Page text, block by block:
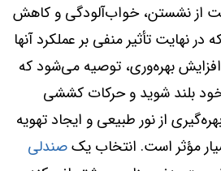
از نشستن، خواب‌آلودگی و کاهش
در نهایت تأثیر منفی بر عملکرد آنها
افزایش بهره‌وری، توصیه می‌شود که
بلند شوید و حرکات کششی
از نور طبیعی و ایجاد تهویه
مؤثر است. انتخاب یکصندلی